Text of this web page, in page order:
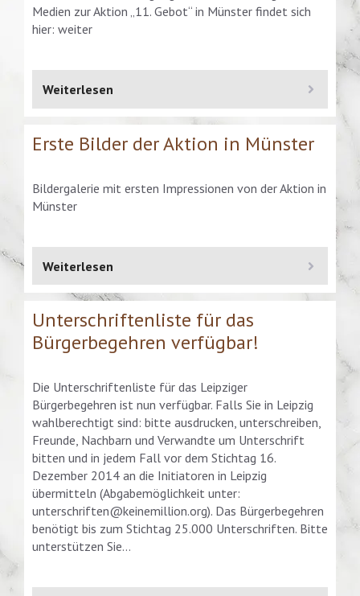
Medien zur Aktion „11. Gebot“ in Münster findet sich
hier: weiter
Weiterlesen
Erste Bilder der Aktion in Münster
Bildergalerie mit ersten Impressionen von der Aktion in
Münster
Weiterlesen
Unterschriftenliste für das
Bürgerbegehren verfügbar!
Die Unterschriftenliste für das Leipziger
Bürgerbegehren ist nun verfügbar. Falls Sie in Leipzig
wahlberechtigt sind: bitte ausdrucken, unterschreiben,
Freunde, Nachbarn und Verwandte um Unterschrift
bitten und in jedem Fall vor dem Stichtag 16.
Dezember 2014 an die Initiatoren in Leipzig
übermitteln (Abgabemöglichkeit unter:
unterschriften@keinemillion.org). Das Bürgerbegehren
benötigt bis zum Stichtag 25.000 Unterschriften. Bitte
unterstützen Sie…